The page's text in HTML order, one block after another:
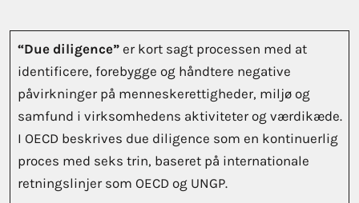
“Due diligence”er kort sagt processen med at
identificere, forebygge og håndtere negative
påvirkninger på menneskerettigheder, miljø og
samfund i virksomhedens aktiviteter og værdikæde.
I OECD beskrives due diligence som en kontinuerlig
proces med seks trin, baseret på internationale
retningslinjer som OECD og UNGP.